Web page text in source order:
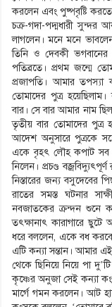
করলেন এবং পুষ্পবৃষ্টি
চক্র-গদা-পদ্মধারী
লাগলেন। মনে মনে
তিনি ও দেবকী
পতিব্রতে। প্রথম জন্মে
প্রজাপতি। আমার তপস্যা
তোমাদের পুত্র
বার। সে বার আমার নাম
তৃতীয় বার তোমাদের পুত্র
আদেশ অনুসারে পুত্রকে
একে বৃহৎ লৌহ কপাট সব
নিলেন। প্রচণ্ড
নিস্তারের জন্য বসুদেবের
রাতের সমস্ত ঘটনার
নবজাতকের ক্রন্দন শুনে
তৎক্ষানাৎ কারাগারে
ধরে বললেন, একে বধ
এটি কন্যা সন্তান। আমার
থেকে ছিনিয়ে নিয়ে পা
কৃষ্ণের অনুজা সেই কন্যা
মার্গে গমন করলেন। আট